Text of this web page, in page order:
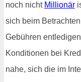
noch nicht Millionär
sich beim
Gebühren
Konditionen bei
nahe, sich die im